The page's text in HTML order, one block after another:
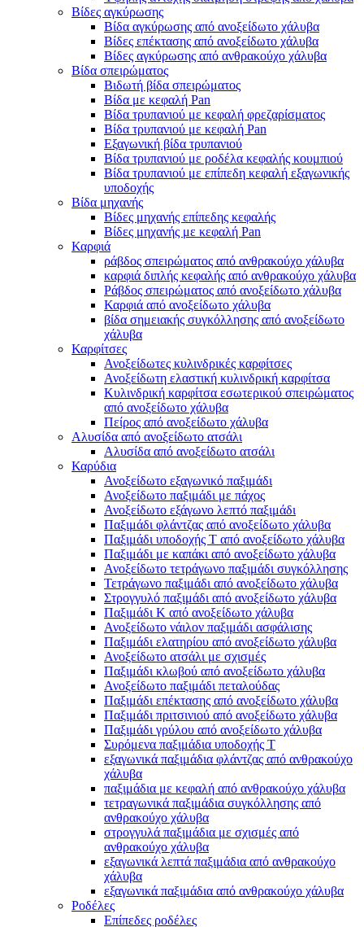
Βίδες αγκύρωσης
Βίδα αγκύρωσης από ανοξείδωτο χάλυβα
Βίδες επέκτασης από ανοξείδωτο χάλυβα
Βίδες αγκύρωσης από ανθρακούχο χάλυβα
Βίδα σπειρώματος
Βιδωτή βίδα σπειρώματος
Βίδα με κεφαλή Pan
Βίδα τρυπανιού με κεφαλή φρεζαρίσματος
Βίδα τρυπανιού με κεφαλή Pan
Εξαγωνική βίδα τρυπανιού
Βίδα τρυπανιού με ροδέλα κεφαλής κουμπιού
Βίδα τρυπανιού με επίπεδη κεφαλή εξαγωνικής
υποδοχής
Βίδα μηχανής
Βίδες μηχανής επίπεδης κεφαλής
Βίδες μηχανής με κεφαλή Pan
Καρφιά
ράβδος σπειρώματος από ανθρακούχο χάλυβα
καρφιά διπλής κεφαλής από ανθρακούχο χάλυβα
Ράβδος σπειρώματος από ανοξείδωτο χάλυβα
Καρφιά από ανοξείδωτο χάλυβα
βίδα σημειακής συγκόλλησης από ανοξείδωτο
χάλυβα
Καρφίτσες
Ανοξείδωτες κυλινδρικές καρφίτσες
Ανοξείδωτη ελαστική κυλινδρική καρφίτσα
Κυλινδρική καρφίτσα εσωτερικού σπειρώματος
από ανοξείδωτο χάλυβα
Πείρος από ανοξείδωτο χάλυβα
Αλυσίδα από ανοξείδωτο ατσάλι
Αλυσίδα από ανοξείδωτο ατσάλι
Καρύδια
Ανοξείδωτο εξαγωνικό παξιμάδι
Ανοξείδωτο παξιμάδι με πάχος
Ανοξείδωτο εξάγωνο λεπτό παξιμάδι
Παξιμάδι φλάντζας από ανοξείδωτο χάλυβα
Παξιμάδι υποδοχής T από ανοξείδωτο χάλυβα
Παξιμάδι με καπάκι από ανοξείδωτο χάλυβα
Ανοξείδωτο τετράγωνο παξιμάδι συγκόλλησης
Τετράγωνο παξιμάδι από ανοξείδωτο χάλυβα
Στρογγυλό παξιμάδι από ανοξείδωτο χάλυβα
Παξιμάδι K από ανοξείδωτο χάλυβα
Ανοξείδωτο νάιλον παξιμάδι ασφάλισης
Παξιμάδι ελατηρίου από ανοξείδωτο χάλυβα
Ανοξείδωτο ατσάλι με σχισμές
Παξιμάδι κλωβού από ανοξείδωτο χάλυβα
Ανοξείδωτο παξιμάδι πεταλούδας
Παξιμάδι επέκτασης από ανοξείδωτο χάλυβα
Παξιμάδι πριτσινιού από ανοξείδωτο χάλυβα
Παξιμάδι γρύλου από ανοξείδωτο χάλυβα
Συρόμενα παξιμάδια υποδοχής T
εξαγωνικά παξιμάδια φλάντζας από ανθρακούχο
χάλυβα
παξιμάδια με κεφαλή από ανθρακούχο χάλυβα
τετραγωνικά παξιμάδια συγκόλλησης από
ανθρακούχο χάλυβα
στρογγυλά παξιμάδια με σχισμές από
ανθρακούχο χάλυβα
εξαγωνικά λεπτά παξιμάδια από ανθρακούχο
χάλυβα
εξαγωνικά παξιμάδια από ανθρακούχο χάλυβα
Ροδέλες
Επίπεδες ροδέλες